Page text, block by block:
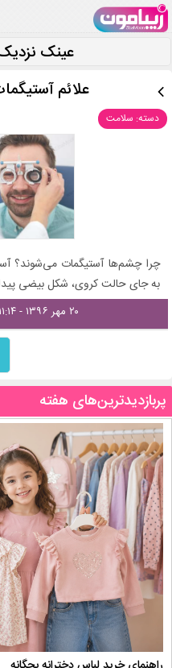
عینک
علائم
دسته: سلامت
چرا چشم‌ها آستیگمات می‌شوند؟
به جای حالت کروی، شکل بیضی
۲۰ مهر ۱۳۹۶ - ۱۱:۱۴
پربازدیدترین‌های هفته